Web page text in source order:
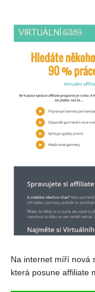
Na internet míří nová
která posune affiliate